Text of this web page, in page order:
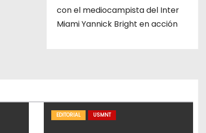
con el mediocampista del Inter
Miami Yannick Bright en acción
EDITORIAL USMNT